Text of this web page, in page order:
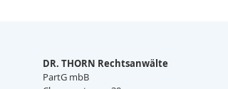
DR. THORN Rechtsanwälte
PartG mbB